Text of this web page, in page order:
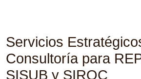
Servicios
Consultoría para
SISUB y SIROC